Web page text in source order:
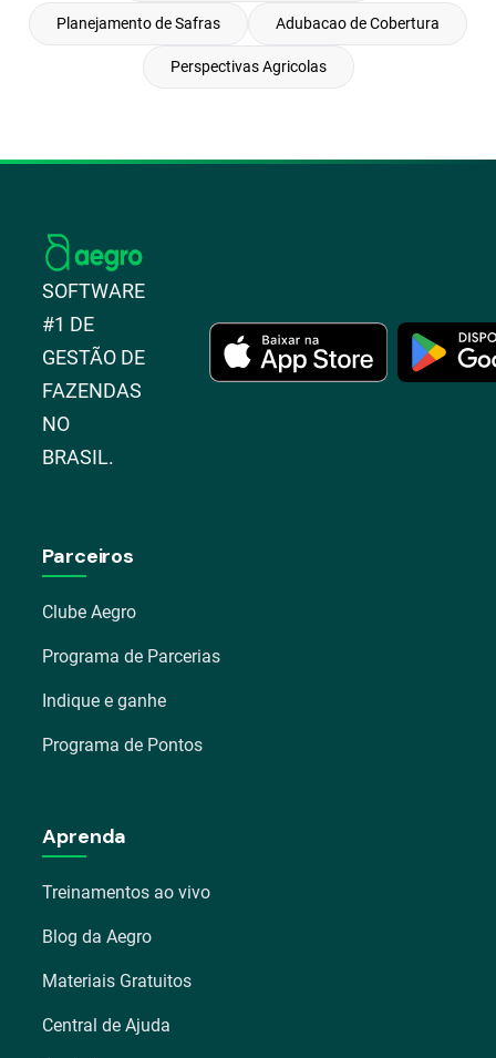
Planejamento de Safras Adubacao de Cobertura
Perspectivas Agricolas
SOFTWARE
#1 DE
GESTÃO DE
FAZENDAS
NO
BRASIL.
Parceiros
Clube Aegro
Programa de Parcerias
Indique e ganhe
Programa de Pontos
Aprenda
Treinamentos ao vivo
Blog da Aegro
Materiais Gratuitos
Central de Ajuda